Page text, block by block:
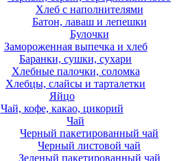
Хлеб с наполнителями
Батон, лаваш и лепешки
Булочки
Замороженная выпечка и хлеб
Баранки, сушки, сухари
Хлебные палочки, соломка
Хлебцы, слайсы и тарталетки
Яйцо
Чай, кофе, какао, цикорий
Чай
Черный пакетированный чай
Черный листовой чай
Зеленый пакетированный чай